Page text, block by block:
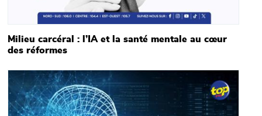
Milieu carcéral : l’IA et la santé mentale au cœur
des réformes
Main picture